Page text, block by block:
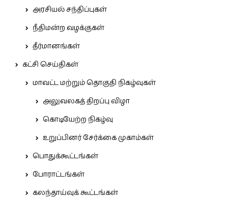
அரசியல் சந்திப்புகள்
நீதிமன்ற வழக்குகள்
தீர்மானங்கள்
கட்சி செய்திகள்
மாவட்ட மற்றும் தொகுதி நிகழ்வுகள்
அலுவலகத் திறப்பு விழா
கொடியேற்ற நிகழ்வு
உறுப்பினர் சேர்க்கை முகாம்கள்
பொதுக்கூட்டங்கள்
போராட்டங்கள்
கலந்தாய்வுக் கூட்டங்கள்